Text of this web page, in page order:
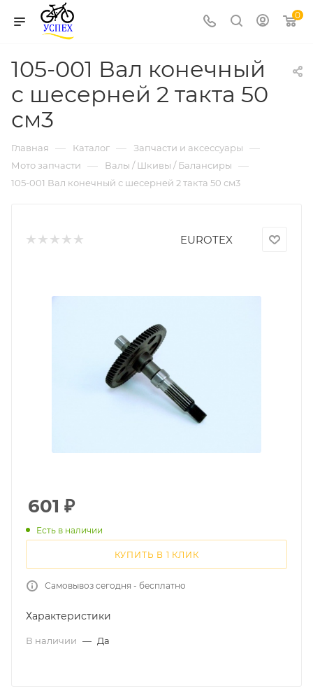
0
105-001 Вал конечный
с шесерней 2 такта 50
см3
Главная — Каталог — Запчасти и аксессуары —
Мото запчасти — Валы / Шкивы / Балансиры —
105-001 Вал конечный с шесерней 2 такта 50 см3
EUROTEX
601 ₽
Есть в наличии
КУПИТЬ В 1 КЛИК
Самовывоз сегодня - бесплатно
Характеристики
В наличии — Да